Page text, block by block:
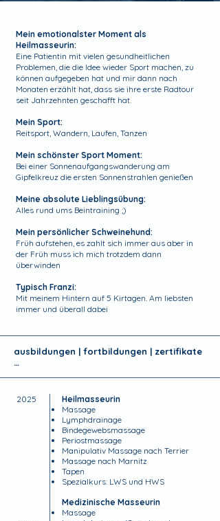
Mein emotionalster Moment als
Heilmasseurin:
Eine Patientin mit vielen gesundheitlichen
Problemen, die die Idee wieder Sport machen, zu
können aufgegeben hat und mir dann nach
Monaten erzählt hat, dass sie ihre erste Radtour
seit Jahrzehnten geschafft hat.
Mein Sport:
Reitsport, Wandern, Laufen, Tanzen
Mein schönster Sport Moment:
Bei einer Sonnenaufgangswanderung am
Gipfelkreuz die ersten Sonnenstrahlen genießen
Meine absolute Lieblingsübung:
Alles rund ums Beintraining ;)
Mein persönlicher Schweinehund:
Früh aufstehen, es zahlt sich immer aus aber in
der Früh muss ich mich trotzdem dann
überwinden
Typisch Franzi:
Mit meinem Hintern auf 5 Kirtagen. Am liebsten
immer und überall dabei
ausbildungen | fortbildungen | zertifikate
…
2025
Heilmasseurin
Massage
Lymphdrainage
Bindegewebsmassage
Periostmassage
Manipulativ Massage nach Terrier
Massage nach Marnitz
Tapen
Spezialkurs: LWS und HWS
Medizinische Masseurin
Massage